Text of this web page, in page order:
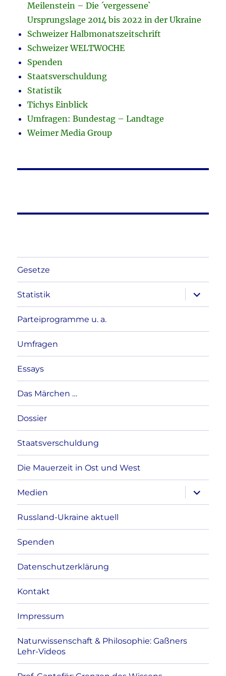
Meilenstein – Die ´vergessene`
Ursprungslage 2014 bis 2022 in der Ukraine
Schweizer Halbmonatszeitschrift
Schweizer WELTWOCHE
Spenden
Staatsverschuldung
Statistik
Tichys Einblick
Umfragen: Bundestag – Landtage
Weimer Media Group
Gesetze
Statistik
anzeigen
Parteiprogramme u. a.
Umfragen
Essays
Das Märchen …
Dossier
Staatsverschuldung
Die Mauerzeit in Ost und West
Medien
anzeigen
Russland-Ukraine aktuell
Spenden
Datenschutzerklärung
Kontakt
Impressum
Naturwissenschaft & Philosophie: Gaßners
Lehr-Videos